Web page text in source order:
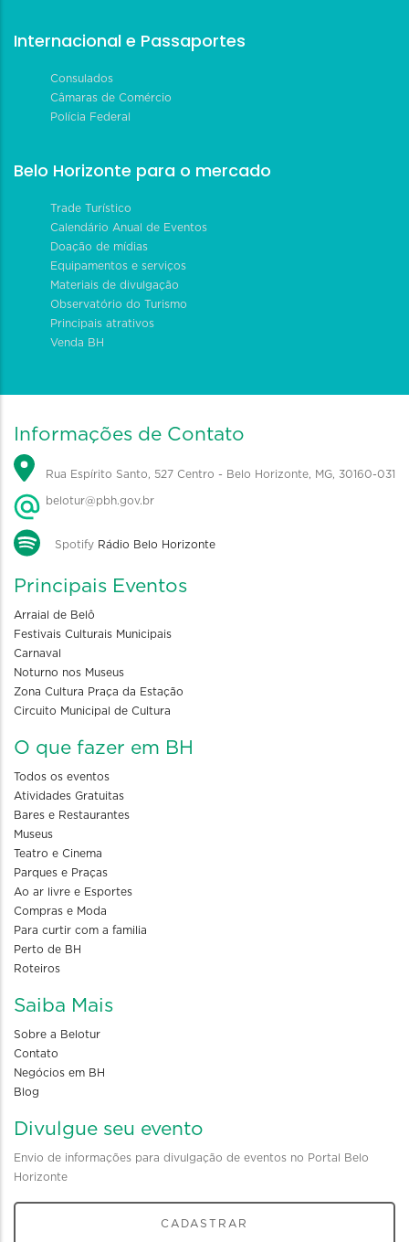
Internacional e Passaportes
Consulados
Câmaras de Comércio
Polícia Federal
Belo Horizonte para o mercado
Trade Turístico
Calendário Anual de Eventos
Doação de mídias
Equipamentos e serviços
Materiais de divulgação
Observatório do Turismo
Principais atrativos
Venda BH
Informações de Contato
Rua Espírito Santo, 527 Centro - Belo Horizonte, MG, 30160-031
belotur@pbh.gov.br
Spotify Rádio Belo Horizonte
Principais Eventos
Arraial de Belô
Festivais Culturais Municipais
Carnaval
Noturno nos Museus
Zona Cultura Praça da Estação
Circuito Municipal de Cultura
O que fazer em BH
Todos os eventos
Atividades Gratuitas
Bares e Restaurantes
Museus
Teatro e Cinema
Parques e Praças
Ao ar livre e Esportes
Compras e Moda
Para curtir com a familia
Perto de BH
Roteiros
Saiba Mais
Sobre a Belotur
Contato
Negócios em BH
Blog
Divulgue seu evento
Envio de informações para divulgação de eventos no Portal Belo
Horizonte
CADASTRAR